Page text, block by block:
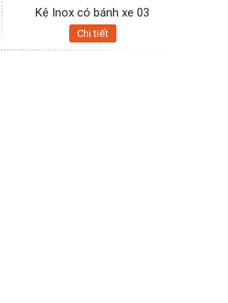
Kệ Inox có bánh xe 03
Chi tiết